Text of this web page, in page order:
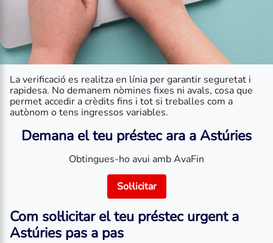
La verificació es realitza en línia per garantir seguretat i
rapidesa. No demanem nòmines fixes ni avals, cosa que
permet accedir a crèdits fins i tot si treballes com a
autònom o tens ingressos variables.
Demana el teu préstec ara a Astúries
Obtingues-ho avui amb AvaFin
Sol·licitar
Com sol·licitar el teu préstec urgent a
Astúries pas a pas